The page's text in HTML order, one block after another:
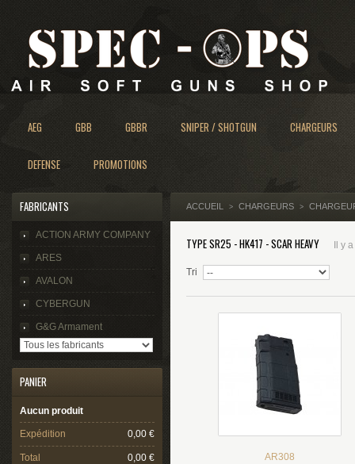
AEG GBB GBBR SNIPER / SHOTGUN CHARGEURS
DEFENSE PROMOTIONS
FABRICANTS
ACTION ARMY COMPANY
ARES
AVALON
CYBERGUN
G&G Armament
PANIER
Aucun produit
Expédition 0,00 €
Total 0,00 €
ACCUEIL > CHARGEURS >
TYPE SR25 - HK417 - SCAR HEAVY Il y
Tri
AR308